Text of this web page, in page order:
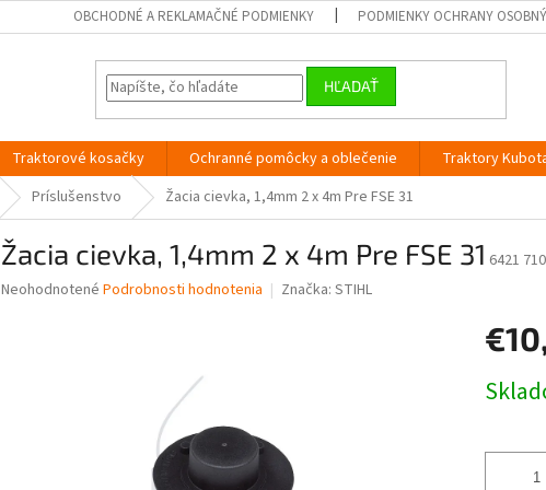
OBCHODNÉ A REKLAMAČNÉ PODMIENKY PODMIENKY OCHRANY
HĽADAŤ
Traktorové kosačky Ochranné pomôcky a oblečenie Traktory
Príslušenstvo Žacia cievka, 1,4mm 2 x 4m Pre FSE 31
Žacia cievka, 1,4mm 2 x 4m Pre FSE 31 6421
Priemerné
Neohodnotené Podrobnosti hodnotenia Značka: STIHL
cena: